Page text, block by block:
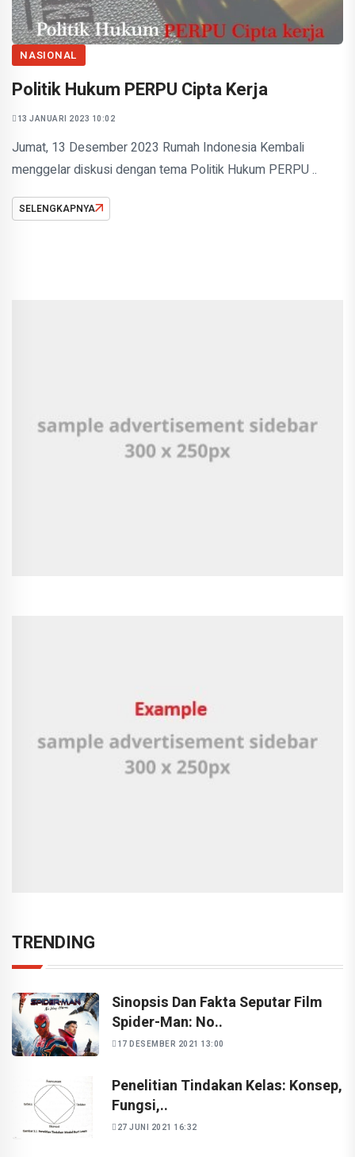
NASIONAL
Politik Hukum PERPU Cipta Kerja
13 JANUARI 2023 10:02
Jumat, 13 Desember 2023 Rumah Indonesia Kembali
menggelar diskusi dengan tema Politik Hukum PERPU ..
SELENGKAPNYA
TRENDING
Sinopsis Dan Fakta Seputar Film
Spider-Man: No..
17 DESEMBER 2021 13:00
Penelitian Tindakan Kelas: Konsep,
Fungsi,..
27 JUNI 2021 16:32